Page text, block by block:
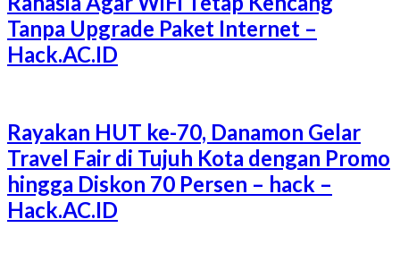
Tanpa Upgrade Paket Internet –
Hack.AC.ID
Rayakan HUT ke-70, Danamon Gelar
Travel Fair di Tujuh Kota dengan Promo
hingga Diskon 70 Persen – hack –
Hack.AC.ID